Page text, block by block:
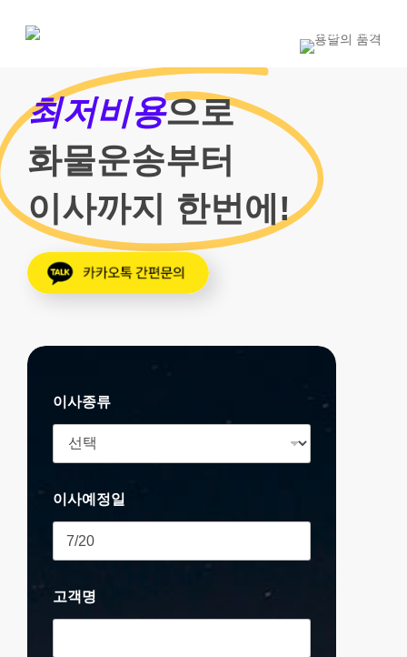
1800-7455
최저비용으로
화물운송부터
이사까지 한번에!
이사종류
이사예정일
고객명